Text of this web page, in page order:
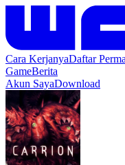
Cara KerjanyaDaftar
GameBerita
Akun SayaDownload